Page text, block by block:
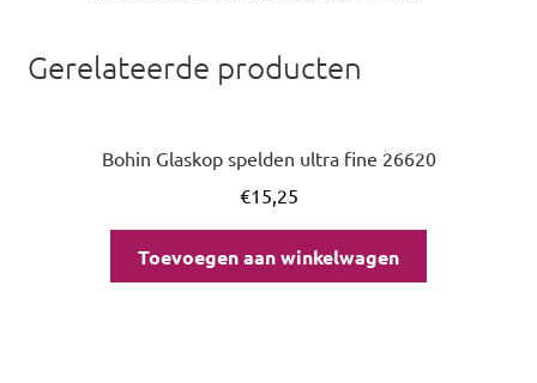
Gerelateerde producten
Bohin Glaskop spelden ultra fine 26620
€15,25
Toevoegen aan winkelwagen